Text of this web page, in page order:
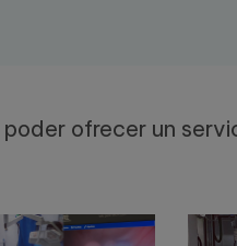
ofrecer un